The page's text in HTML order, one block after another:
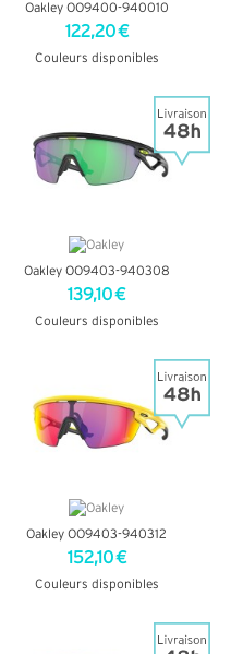
Oakley OO9400-940010
122,20 €
Couleurs disponibles
Oakley OO9403-940308
139,10 €
Couleurs disponibles
Oakley OO9403-940312
152,10 €
Couleurs disponibles